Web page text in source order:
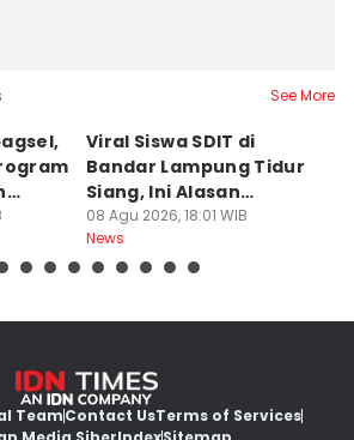
See More
Viral Siswa SDIT di
Bandar Lampung Tidur
Siang, Ini Alasan
Sekolah
08 Agu 2026, 18:01 WIB
News
TeamContact UsTerms of Services